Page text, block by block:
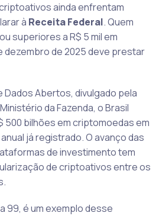
ainda enfrentam
à Receita Federal. Quem
superiores a R$ 5 mil em
dezembro de 2025 deve prestar
Dados Abertos, divulgado pela
da Fazenda, o Brasil
500 bilhões em criptomoedas em
já registrado. O avanço das
de investimento tem
de criptoativos entre os
99, é um exemplo desse